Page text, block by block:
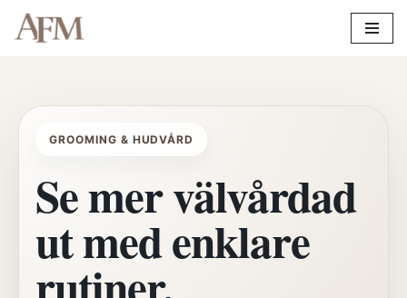
GROOMING & HUDVÅRD
Se mer välvårdad
ut med enklare